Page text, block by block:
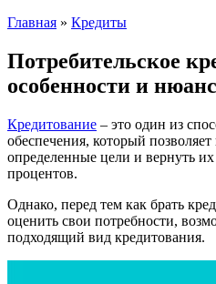
Главная » Кредиты
Потребительское
особенности и
Кредитование – это один из
обеспечения, который
определенные цели и вернуть
процентов.
Однако, перед тем как брать
оценить свои потребности,
подходящий вид кредитования.